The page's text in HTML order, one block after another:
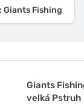
Giants Fishing
Giants
velká Pstruh